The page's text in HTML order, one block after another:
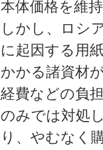
本体価格を維
しかし、ロシ
に起因する用
かかる諸資材
経費などの負
のみでは対処
り、やむなく